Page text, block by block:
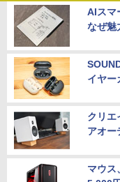
AIスマ
なぜ魅
イヤー
クリエ
アオー
マウス